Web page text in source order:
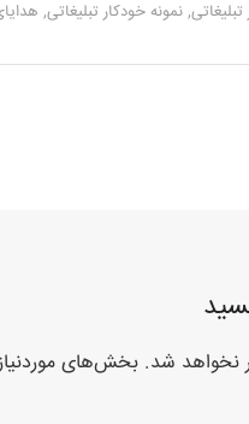
, نمونه خودکار تبلیغاتی, هدایای
Post
نخواهد شد. بخش‌های